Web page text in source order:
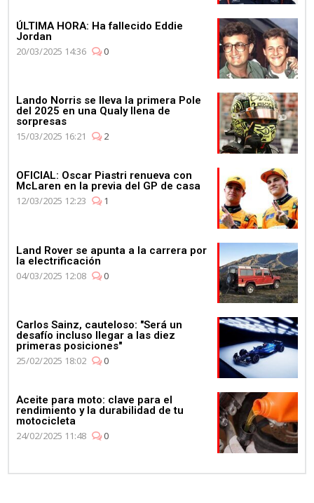
ÚLTIMA HORA: Ha fallecido Eddie
Jordan
20/03/2025 14:36
0
Lando Norris se lleva la primera Pole
del 2025 en una Qualy llena de
sorpresas
15/03/2025 16:21
2
OFICIAL: Oscar Piastri renueva con
McLaren en la previa del GP de casa
12/03/2025 12:23
1
Land Rover se apunta a la carrera por
la electrificación
04/03/2025 12:08
0
Carlos Sainz, cauteloso: "Será un
desafío incluso llegar a las diez
primeras posiciones"
25/02/2025 18:02
0
Aceite para moto: clave para el
rendimiento y la durabilidad de tu
motocicleta
24/02/2025 11:48
0